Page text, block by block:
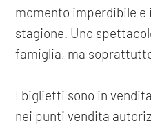
momento imperdibile
stagione. Uno
famiglia, ma
I biglietti sono in
nei punti vendita